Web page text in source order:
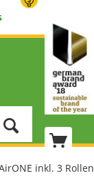
inkl. 3